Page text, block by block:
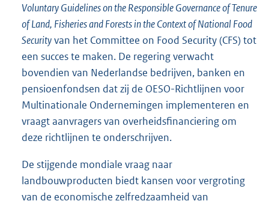
Voluntary Guidelines on the Responsible Governance of Tenure
of Land, Fisheries and Forests in the Context of National Food
Securityvan het Committee on Food Security (CFS) tot
een succes te maken. De regering verwacht
bovendien van Nederlandse bedrijven, banken en
pensioenfondsen dat zij de OESO-Richtlijnen voor
Multinationale Ondernemingen implementeren en
vraagt aanvragers van overheidsfinanciering om
deze richtlijnen te onderschrijven.
De stijgende mondiale vraag naar
landbouwproducten biedt kansen voor vergroting
van de economische zelfredzaamheid van